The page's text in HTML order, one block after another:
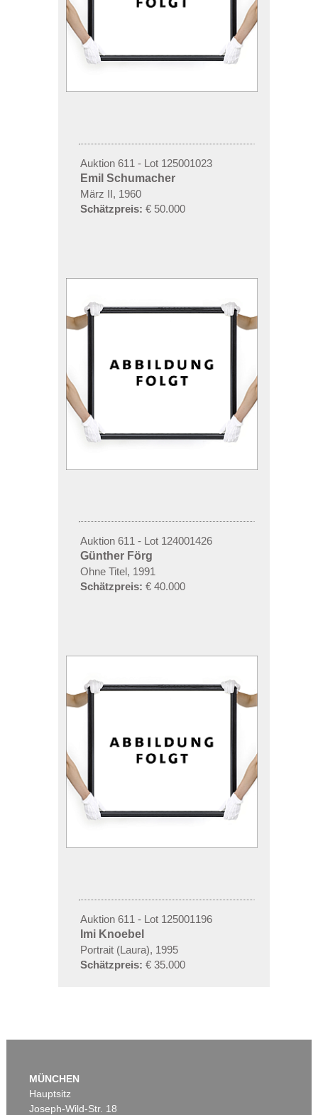
Auktion 611 - Lot 125001023
Emil Schumacher
März II, 1960
Schätzpreis: € 50.000
Auktion 611 - Lot 124001426
Günther Förg
Ohne Titel, 1991
Schätzpreis: € 40.000
Auktion 611 - Lot 125001196
Imi Knoebel
Portrait (Laura), 1995
Schätzpreis: € 35.000
MÜNCHEN
Hauptsitz
Joseph-Wild-Str. 18